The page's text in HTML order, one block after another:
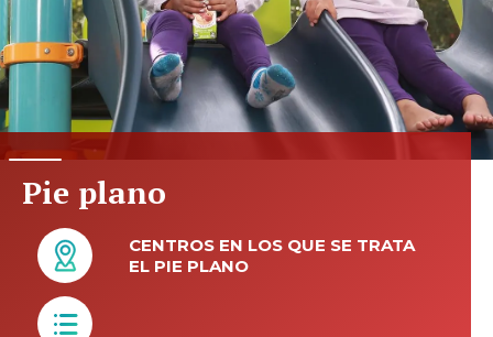
Pie plano
CENTROS EN LOS QUE SE TRATA
EL PIE PLANO